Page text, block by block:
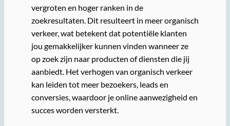
vergroten en hoger ranken in de
zoekresultaten. Dit resulteert in meer organisch
verkeer, wat betekent dat potentiële klanten
jou gemakkelijker kunnen vinden wanneer ze
op zoek zijn naar producten of diensten die jij
aanbiedt. Het verhogen van organisch verkeer
kan leiden tot meer bezoekers, leads en
conversies, waardoor je online aanwezigheid en
succes worden versterkt.